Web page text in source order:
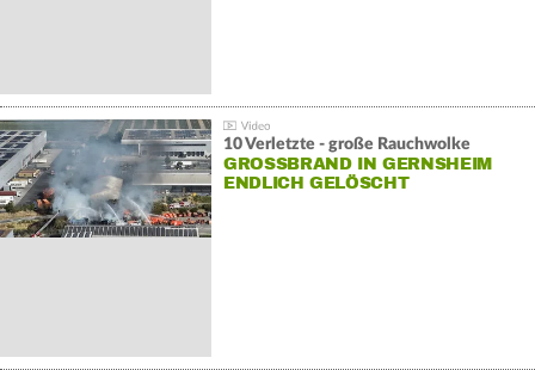
10 Verletzte - große Rauchwolke
GROSSBRAND IN GERNSHEIM E
NDLICH GELÖSCHT